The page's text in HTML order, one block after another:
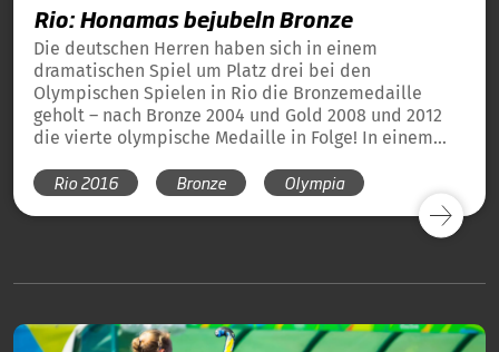
Rio: Honamas bejubeln Bronze
Die deutschen Herren haben sich in einem
dramatischen Spiel um Platz drei bei den
Olympischen Spielen in Rio die Bronzemedaille
geholt – nach Bronze 2004 und Gold 2008 und 2012
die vierte olympische Medaille in Folge! In einem
Belangen dominierten, mussten sie trotzdem einen
0:1-Rückstand durch Mats Grambusch ausgleichen, so
gar nicht mehr antreten musste.
Rio 2016 Bronze Olympia